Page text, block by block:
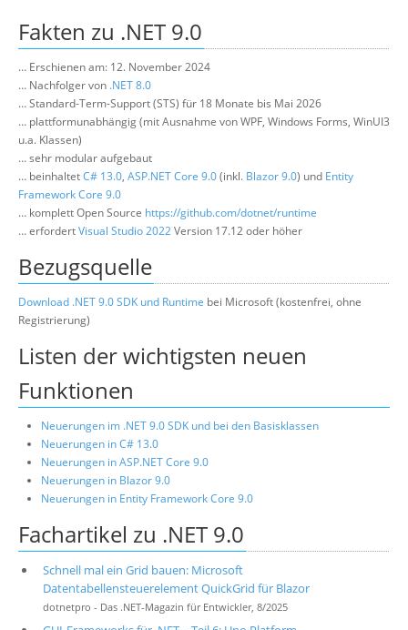
Über uns
Fakten zu .NET 9.0
… Erschienen am: 12. November 2024
… Nachfolger von .NET 8.0
… Standard-Term-Support (STS) für 18 Monate bis Mai 2026
… plattformunabhängig (mit Ausnahme von WPF, Windows Forms, WinUI3
u.a. Klassen)
… sehr modular aufgebaut
… beinhaltetC# 13.0, ASP.NET Core 9.0(inkl. Blazor 9.0) und Entity
Framework Core 9.0
… komplett Open Source https://github.com/dotnet/runtime
… erfordertVisual Studio 2022Version 17.12 oder höher
Bezugsquelle
Download .NET 9.0 SDK und Runtime bei Microsoft (kostenfrei, ohne
Registrierung)
Listen der wichtigsten neuen
Funktionen
Neuerungen im .NET 9.0 SDK und bei den Basisklassen
Neuerungen in C# 13.0
Neuerungen in ASP.NET Core 9.0
Neuerungen in Blazor 9.0
Neuerungen in Entity Framework Core 9.0
Fachartikel zu .NET 9.0
Schnell mal ein Grid bauen: Microsoft
Datentabellensteuerelement QuickGrid für Blazor
dotnetpro - Das .NET-Magazin für Entwickler, 8/2025